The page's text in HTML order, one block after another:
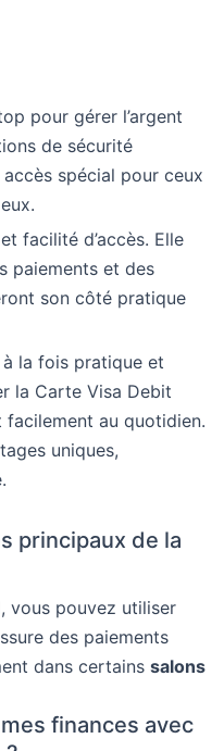
pour gérer l’argent
de sécurité
spécial pour ceux
facilité d’accès. Elle
paiements et des
son côté pratique
la fois pratique et
la Carte Visa Debit
facilement au quotidien.
uniques,
principaux de la
vous pouvez utiliser
des paiements
dans certains salons
finances avec